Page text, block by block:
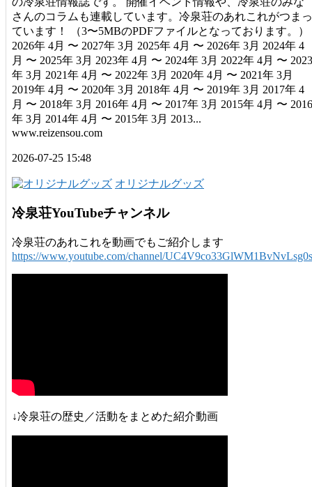
さんのコラムも連載しています。冷泉荘のあれこれがつまっ
ています！ （3〜5MBのPDFファイルとなっております。）
2026年 4月 〜 2027年 3月 2025年 4月 〜 2026年 3月 2024年 4
月 〜 2025年 3月 2023年 4月 〜 2024年 3月 2022年 4月 〜 2023
年 3月 2021年 4月 〜 2022年 3月 2020年 4月 〜 2021年 3月
2019年 4月 〜 2020年 3月 2018年 4月 〜 2019年 3月 2017年 4
月 〜 2018年 3月 2016年 4月 〜 2017年 3月 2015年 4月 〜 2016
年 3月 2014年 4月 〜 2015年 3月 2013...
www.reizensou.com
2026-07-25 15:48
オリジナルグッズ
冷泉荘YouTubeチャンネル
冷泉荘のあれこれを動画でもご紹介します
https://www.youtube.com/channel/
↓冷泉荘の歴史／活動をまとめた紹介動画